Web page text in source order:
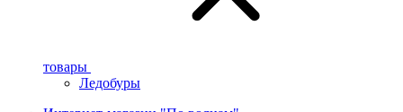
товары
Ледобуры